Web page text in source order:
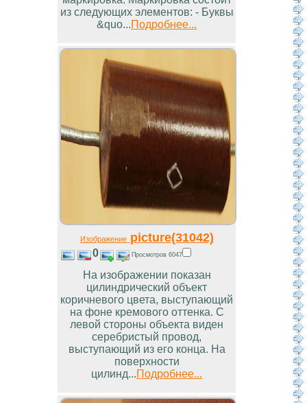
из следующих элементов: - Буквы
&quo...Подробнее...
Изображениеpicture(31042)
0 Просмотров 6047
На изображении показан
цилиндрический объект
коричневого цвета, выступающий
на фоне кремового оттенка. С
левой стороны объекта виден
серебристый провод,
выступающий из его конца. На
поверхности
цилинд...Подробнее...